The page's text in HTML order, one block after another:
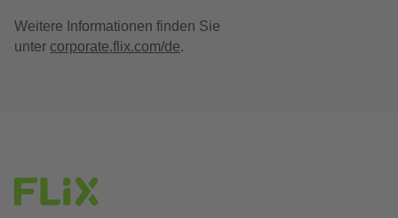
Weitere Informationen finden Sie
unter corporate.flix.com/de.